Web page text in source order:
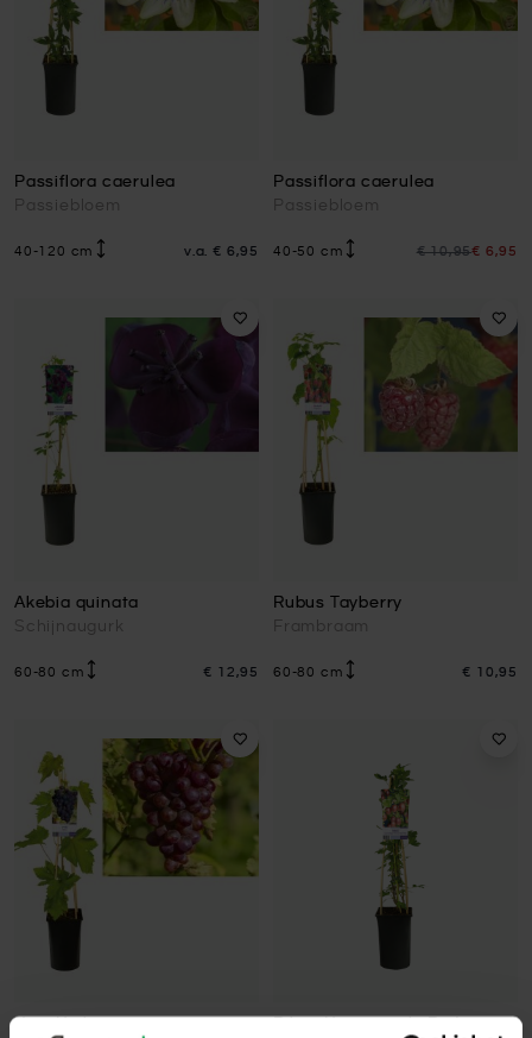
Passiflora caerulea
Passiebloem
40-120 cm v.a. € 6,95
Passiflora caerulea
Passiebloem
40-50 cm € 6,95
€ 10,95
Akebia quinata
Schijnaugurk
60-80 cm € 12,95
Rubus Tayberry
Frambraam
60-80 cm € 10,95
Vitis Heike